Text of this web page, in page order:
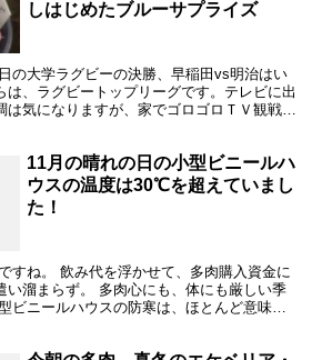
しはじめたブルーサプライズ
の大学ラグビーの決勝、早稲田vs明治はい
は、ラグビートップリーグです。テレビに出
は気になりますが、家でゴロゴロＴＶ観戦
11月の晴れの日の小型ビニールハ
ウスの温度は30℃を超えていまし
た！
すね。 飲み代を浮かせて、多肉購入資金に
い溜まらず。 多肉心にも、体にも厳しい季
ビニールハウスの防寒は、ほとんど意味が